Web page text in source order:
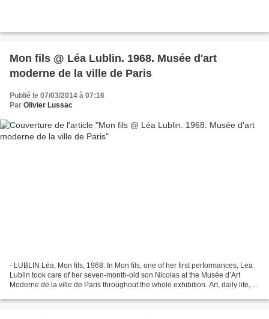
Mon fils @ Léa Lublin. 1968. Musée d'art
moderne de la ville de Paris
Publié le 07/03/2014 à 07:16
Par Olivier Lussac
- LUBLIN Léa, Mon fils, 1968. In Mon fils, one of her first performances, Lea
Lublin took care of her seven-month-old son Nicolas at the Musée d’Art
Moderne de la ville de Paris throughout the whole exhibition. Art, daily life,